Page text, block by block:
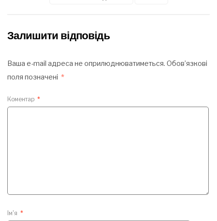
Залишити відповідь
Ваша e-mail адреса не оприлюднюватиметься. Обов’язкові
поля позначені *
Коментар *
Ім'я *